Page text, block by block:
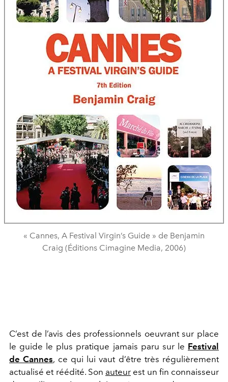
« Cannes, A Festival Virgin’s Guide » de Benjamin
Craig (Éditions Cimagine Media, 2006)
C’est de l’avis des professionnels oeuvrant sur place
le guide le plus pratique jamais paru sur le Festival
de Cannes, ce qui lui vaut d’être très régulièrement
actualisé et réédité. Son auteur est un fin connaisseur